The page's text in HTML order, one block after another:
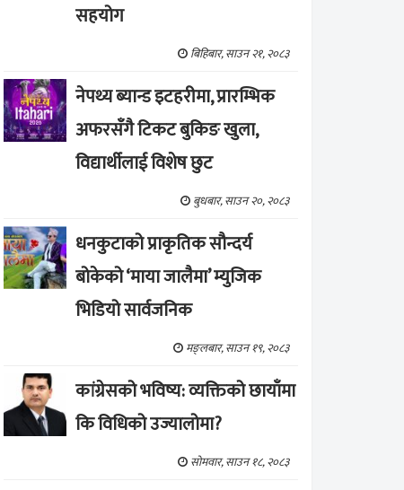
सहयोग
बिहिबार, साउन २१, २०८३
नेपथ्य ब्यान्ड इटहरीमा, प्रारम्भिक
अफरसँगै टिकट बुकिङ खुला,
विद्यार्थीलाई विशेष छुट
बुधबार, साउन २०, २०८३
धनकुटाको प्राकृतिक सौन्दर्य
बोकेको ‘माया जालैमा’ म्युजिक
भिडियो सार्वजनिक
मङ्लबार, साउन १९, २०८३
कांग्रेसको भविष्य: व्यक्तिको छायाँमा
कि विधिको उज्यालोमा?
सोमवार, साउन १८, २०८३